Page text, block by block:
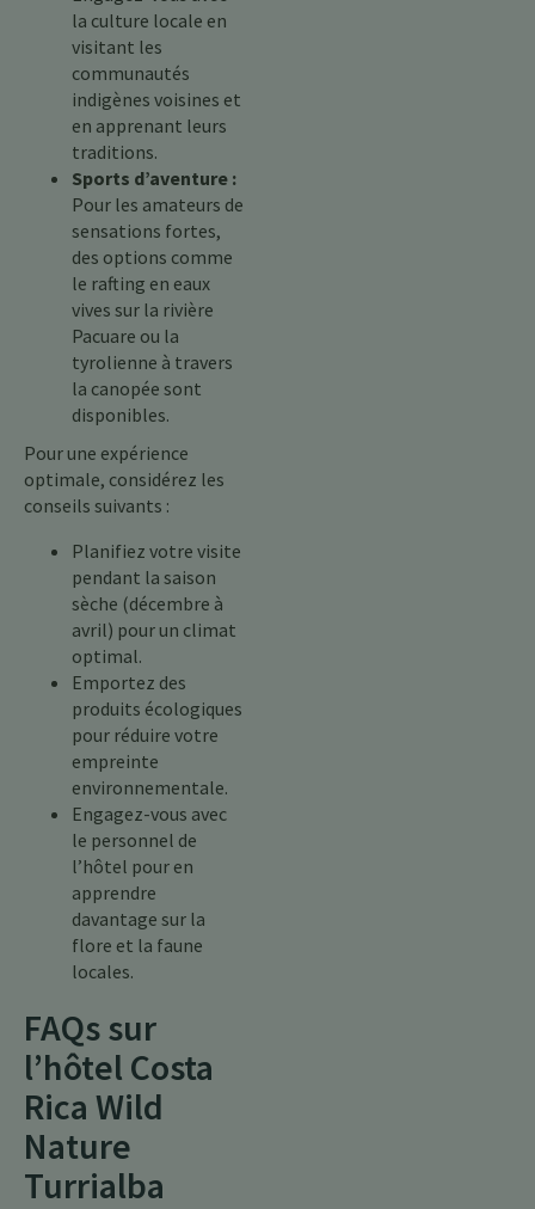
la culture locale en
visitant les
communautés
indigènes voisines et
en apprenant leurs
traditions.
Sports d’aventure :
Pour les amateurs de
sensations fortes,
des options comme
le rafting en eaux
vives sur la rivière
Pacuare ou la
tyrolienne à travers
la canopée sont
disponibles.
Pour une expérience
optimale, considérez les
conseils suivants :
Planifiez votre visite
pendant la saison
sèche (décembre à
avril) pour un climat
optimal.
Emportez des
produits écologiques
pour réduire votre
empreinte
environnementale.
Engagez-vous avec
le personnel de
l’hôtel pour en
apprendre
davantage sur la
flore et la faune
locales.
FAQs sur
l’hôtel Costa
Rica Wild
Nature
Turrialba